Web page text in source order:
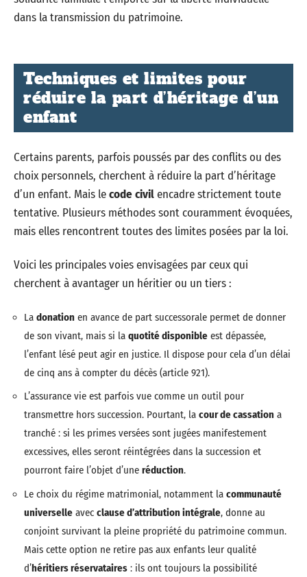
dans la transmission du patrimoine.
Techniques et limites pour
réduire la part d’héritage d’un
enfant
Certains parents, parfois poussés par des conflits ou des
choix personnels, cherchent à réduire la part d’héritage
d’un enfant. Mais lecode civilencadre strictement toute
tentative. Plusieurs méthodes sont couramment évoquées,
mais elles rencontrent toutes des limites posées par la loi.
Voici les principales voies envisagées par ceux qui
cherchent à avantager un héritier ou un tiers :
La donation en avance de part successorale permet de donner
de son vivant, mais si la quotité disponible est dépassée,
l’enfant lésé peut agir en justice. Il dispose pour cela d’un délai
de cinq ans à compter du décès (article 921).
L’assurance vie est parfois vue comme un outil pour
transmettre hors succession. Pourtant, la cour de cassation a
tranché : si les primes versées sont jugées manifestement
excessives, elles seront réintégrées dans la succession et
pourront faire l’objet d’une réduction.
Le choix du régime matrimonial, notamment la communauté
universelle avec clause d’attribution intégrale, donne au
conjoint survivant la pleine propriété du patrimoine commun.
Mais cette option ne retire pas aux enfants leur qualité
d’héritiers réservataires : ils ont toujours la possibilité